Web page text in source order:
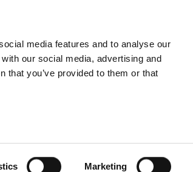
media features and to analyse our
our social media, advertising and
that you’ve provided to them or that
Marketing
SERVICII COMPANIA